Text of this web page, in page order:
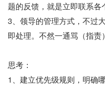
题的反馈，就是立即联系各
3、领导的管理方式，不过
即处理。不然一通骂（指责
思考：
1、建立优先级规则，明确